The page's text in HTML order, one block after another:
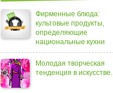
Фирменные блюда:
культовые продукты,
определяющие
национальные кухни
Молодая творческая
тенденция в искусстве.